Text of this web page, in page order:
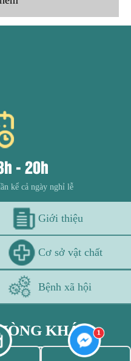
- 20h
kể cả ngày nghỉ lễ
Giới thiệu
Cơ sở vật chất
Bệnh xã hội
KHÁM